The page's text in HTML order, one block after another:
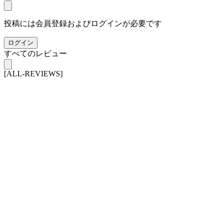
投稿には会員登録およびログインが必要です
ログイン
すべてのレビュー
[ALL-REVIEWS]